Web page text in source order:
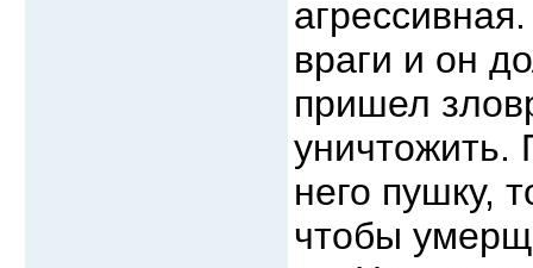
враги и он
пришел
него пушку,
чтобы